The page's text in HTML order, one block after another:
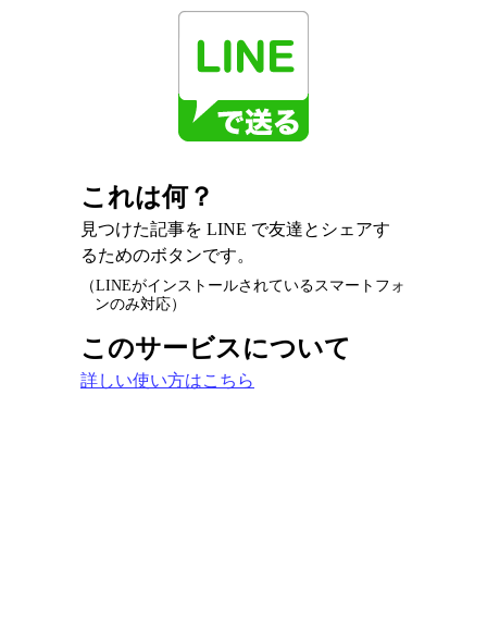
これは何？
見つけた記事を LINE で友達とシェアす
るためのボタンです。
（LINEがインストールされているスマートフォ
ンのみ対応）
このサービスについて
詳しい使い方はこちら